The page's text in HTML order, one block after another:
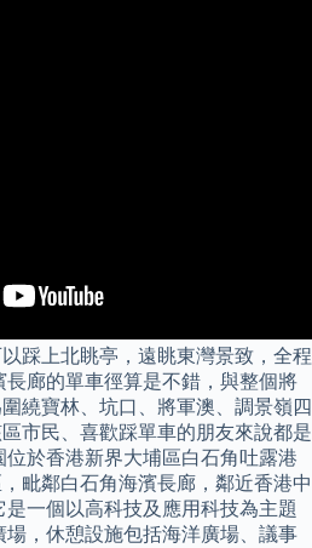
踩上北眺亭，遠眺東灣景致，全程
長廊的單車徑算是不錯，與整個將
繞寶林、坑口、將軍澳、調景嶺四
市民、喜歡踩單車的朋友來說都是
於香港新界大埔區白石角吐露港
毗鄰白石角海濱長廊，鄰近香港中
一個以高科技及應用科技為主題
，休憩設施包括海洋廣場、議事